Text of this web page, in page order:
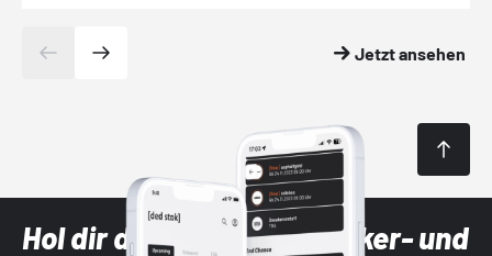
Jetzt ansehen
Hol dir die neuesten Sneaker- und